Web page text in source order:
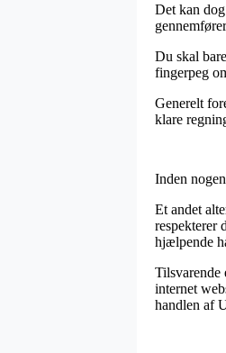
Det kan
Du skal
fingerpeg
Generelt
klare
Inden
Et andet
respekterer
hjælpende
Tilsvarende
internet
handlen af